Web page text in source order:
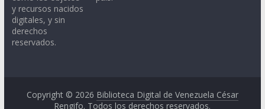
y recursos nacidos
digitales, y sin
derechos
reservados.
Copyright © 2026 Biblioteca Digital de Venezuela César
Rengifo. Todos los derechos reservados.